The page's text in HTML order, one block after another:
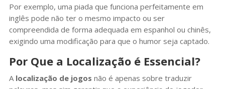
Por exemplo, uma piada que funciona perfeitamente em
inglês pode não ter o mesmo impacto ou ser
compreendida de forma adequada em espanhol ou chinês,
exigindo uma modificação para que o humor seja captado.
Por Que a Localização é Essencial?
A localização de jogos não é apenas sobre traduzir